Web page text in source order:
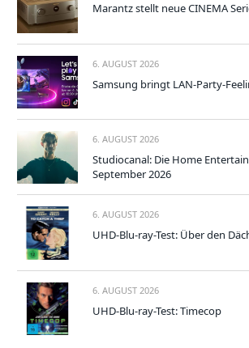
Marantz stellt neue CINEMA
6. AUGUST 2026
Samsung bringt LAN-Party-
6. AUGUST 2026
Studiocanal: Die Home
September 2026
6. AUGUST 2026
UHD-Blu-ray-Test: Über den
6. AUGUST 2026
UHD-Blu-ray-Test: Timecop